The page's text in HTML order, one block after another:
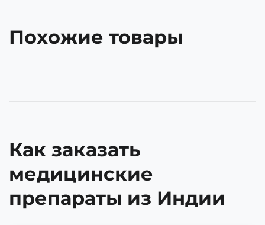
Похожие товары
Как заказать
медицинские
препараты из Индии